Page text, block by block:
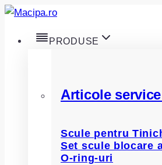
Skip
content
PRODUSE
Articole
Scule pentru
Set scule blocare
O-ring-uri